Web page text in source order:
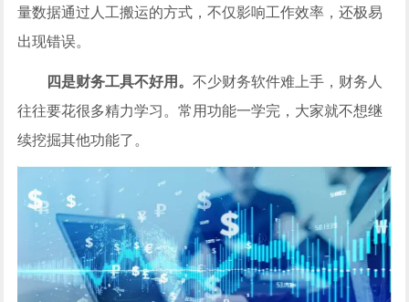
量数据通过人工搬运的方式，不仅影响工作效率，还极易
出现错误。
四是财务工具不好用。不少财务软件难上手，财务人
往往要花很多精力学习。常用功能一学完，大家就不想继
续挖掘其他功能了。